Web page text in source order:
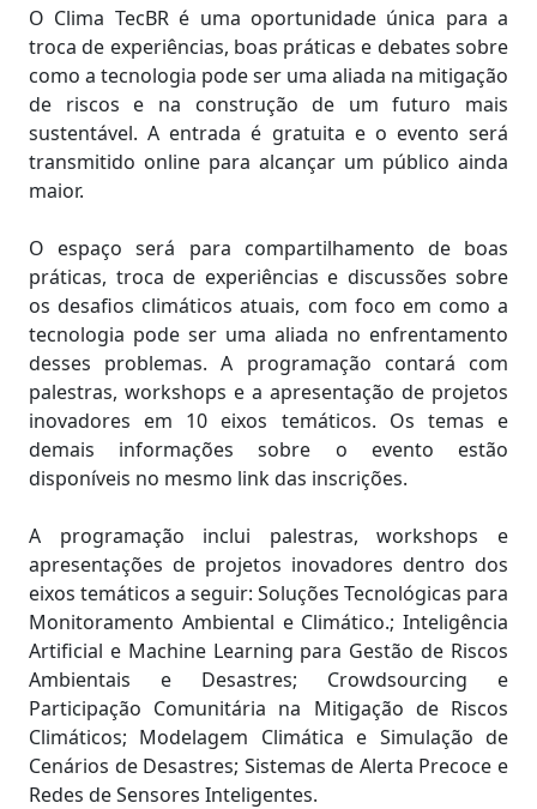
O Clima TecBR é uma oportunidade única para a
troca de experiências, boas práticas e debates sobre
como a tecnologia pode ser uma aliada na mitigação
de riscos e na construção de um futuro mais
sustentável. A entrada é gratuita e o evento será
transmitido online para alcançar um público ainda
maior.
O espaço será para compartilhamento de boas
práticas, troca de experiências e discussões sobre
os desafios climáticos atuais, com foco em como a
tecnologia pode ser uma aliada no enfrentamento
desses problemas. A programação contará com
palestras, workshops e a apresentação de projetos
inovadores em 10 eixos temáticos. Os temas e
demais informações sobre o evento estão
disponíveis no mesmo link das inscrições.
A programação inclui palestras, workshops e
apresentações de projetos inovadores dentro dos
eixos temáticos a seguir: Soluções Tecnológicas para
Monitoramento Ambiental e Climático.; Inteligência
Artificial e Machine Learning para Gestão de Riscos
Ambientais e Desastres; Crowdsourcing e
Participação Comunitária na Mitigação de Riscos
Climáticos; Modelagem Climática e Simulação de
Cenários de Desastres; Sistemas de Alerta Precoce e
Redes de Sensores Inteligentes.